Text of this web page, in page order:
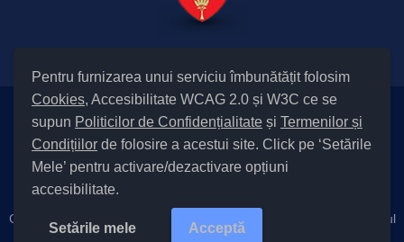
Pentru furnizarea unui serviciu îmbunătățit folosim
Cookies, Accesibilitate WCAG 2.0 și W3C ce se
supun Politicilor de Confidențialitate și Termenilor și
Condițiilor de folosire a acestui site. Click pe ‘Setările
Mele’ pentru activare/dezactivare opțiuni
accesibilitate.
Setările mele Acceptă
Setări Cookies și Accesibilitate
Informare cu privire la prelucrarea datelor|Politică de utilizare
| Termeni și condiții de utilizare a site-ului
Cod Județ 4 / Județul Bacău / Tipul UAT – 14 – C – Comună / Codul
SIRUTA al Unității Administrativ-Teritoriale 25228 / Săucești